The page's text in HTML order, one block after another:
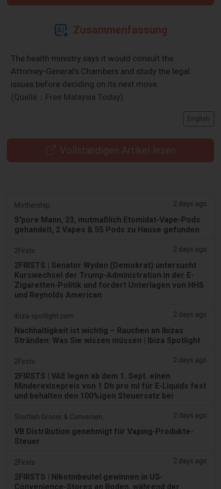
Zusammenfassung
The health ministry says it would consult the
Attorney-General’s Chambers and study the legal
issues before deciding on its next move.
(Quelle：Free Malaysia Today)
English
Vollständigen Artikel lesen
Mothership. 2 days ago
S'pore Mann, 23, mutmaßlich Etomidat-Vape-Pods
gehandelt, 2 Vapes & 55 Pods zu Hause gefunden
2Firsts 2 days ago
2FIRSTS | Senator Wyden (Demokrat) untersucht
Kurswechsel der Trump-Administration in der E-
Zigaretten-Politik und fordert Unterlagen von HHS
und Reynolds American
ibiza-spotlight.com 2 days ago
Nachhaltigkeit ist wichtig – Rauchen an Ibizas
Stränden: Was Sie wissen müssen | Ibiza Spotlight
2Firsts 2 days ago
2FIRSTS | VAE legen ab dem 1. Sept. einen
Minderexisepreis von 1 Dh pro ml für E-Liquids fest
und behalten den 100%igen Steuersatz bei
2 days ago
VB Distribution genehmigt für Vaping-Produkte-
Steuer
2Firsts 2 days ago
2FIRSTS | Nikotinbeutel gewinnen in US-
Convenience-Stores an Boden, während der